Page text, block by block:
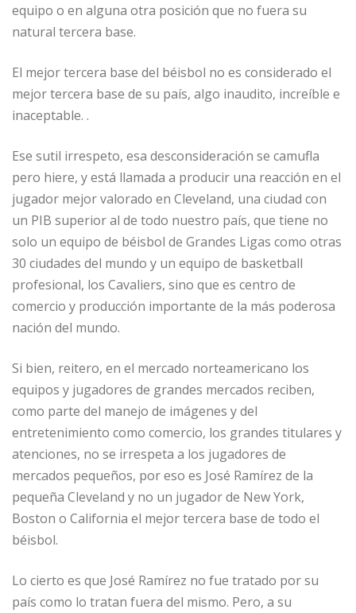
equipo o en alguna otra posición que no fuera su
natural tercera base.
El mejor tercera base del béisbol no es considerado el
mejor tercera base de su país, algo inaudito, increíble e
inaceptable. .
Ese sutil irrespeto, esa desconsideración se camufla
pero hiere, y está llamada a producir una reacción en el
jugador mejor valorado en Cleveland, una ciudad con
un PIB superior al de todo nuestro país, que tiene no
solo un equipo de béisbol de Grandes Ligas como otras
30 ciudades del mundo y un equipo de basketball
profesional, los Cavaliers, sino que es centro de
comercio y producción importante de la más poderosa
nación del mundo.
Si bien, reitero, en el mercado norteamericano los
equipos y jugadores de grandes mercados reciben,
como parte del manejo de imágenes y del
entretenimiento como comercio, los grandes titulares y
atenciones, no se irrespeta a los jugadores de
mercados pequeños, por eso es José Ramírez de la
pequeña Cleveland y no un jugador de New York,
Boston o California el mejor tercera base de todo el
béisbol.
Lo cierto es que José Ramírez no fue tratado por su
país como lo tratan fuera del mismo. Pero, a su